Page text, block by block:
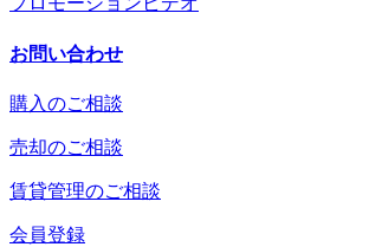
お問い合わせ
購入のご相談
売却のご相談
賃貸管理のご相談
会員登録